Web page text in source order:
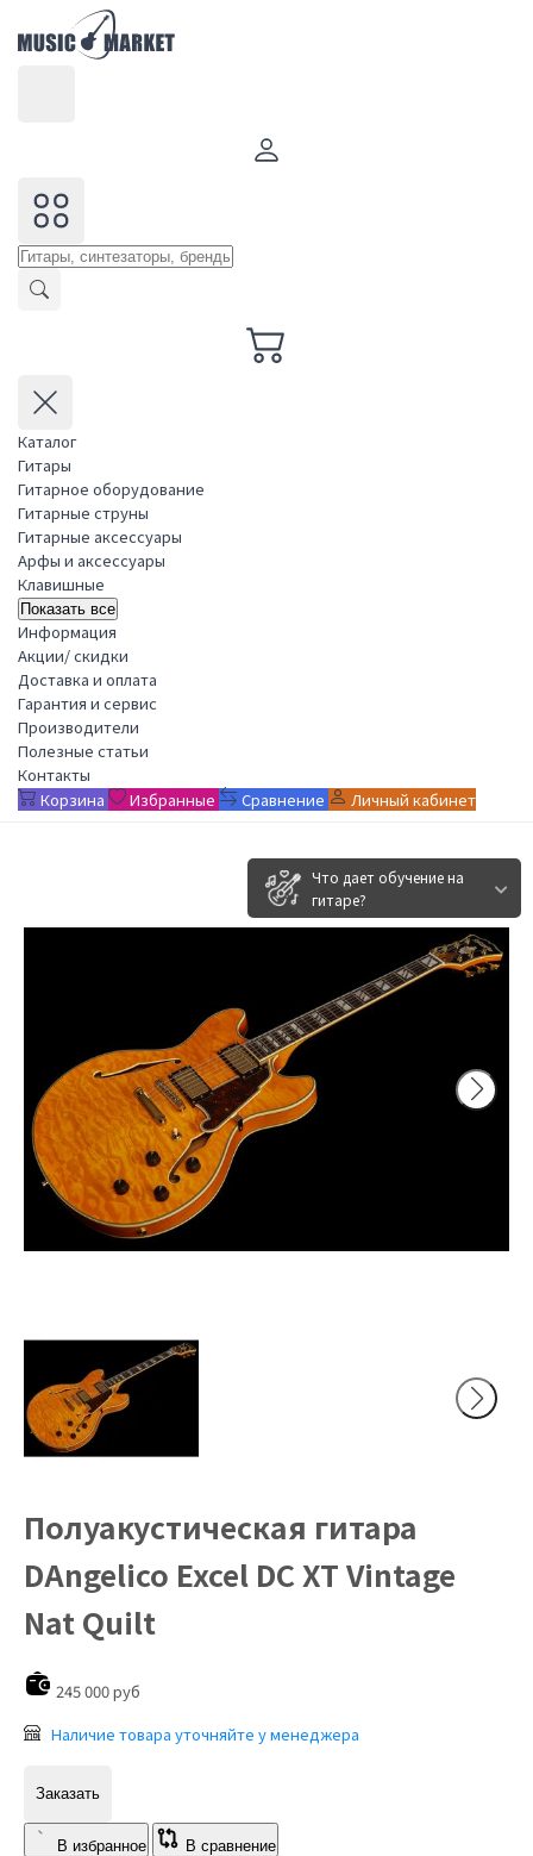
Каталог
Гитары
Гитарное оборудование
Гитарные струны
Гитарные аксессуары
Арфы и аксессуары
Клавишные
Показать все
Информация
Акции/ скидки
Доставка и оплата
Гарантия и сервис
Производители
Полезные статьи
Контакты
Корзина
Избранные Сравнение Личный кабинет
Что дает обучение на
гитаре?
Полуакустическая гитара
DAngelico Excel DC XT Vintage
Nat Quilt
245 000 руб
Наличие товара уточняйте у менеджера
Заказать
В избранное В сравнение